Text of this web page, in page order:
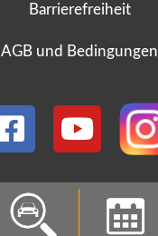
Barrierefreiheit
AGB und Bedingungen